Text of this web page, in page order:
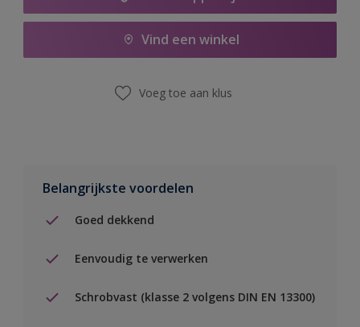
Vind een winkel
Voeg toe aan klus
Belangrijkste voordelen
Goed dekkend
Eenvoudig te verwerken
Schrobvast (klasse 2 volgens DIN EN 13300)